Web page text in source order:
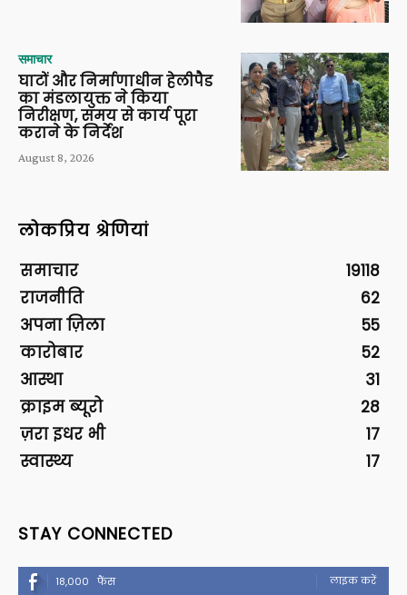
समाचार
घाटों और निर्माणाधीन हेलीपैड
का मंडलायुक्त ने किया
निरीक्षण, समय से कार्य पूरा
कराने के निर्देश
August 8, 2026
लोकप्रिय श्रेणियां
समाचार
19118
राजनीति
62
अपना ज़िला
55
कारोबार
52
आस्था
31
क्राइम ब्यूरो
28
ज़रा इधर भी
17
स्वास्थ्य
17
STAY CONNECTED
18,000 फैंस लाइक करें